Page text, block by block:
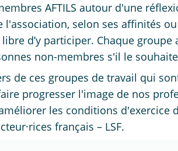
AFTILS autour d'une
l'association, selon ses affinités
d’y participer. Chaque groupe
non-membres s'il le
de ces groupes de travail qui
progresser l'image de nos
les conditions d'exercice
français – LSF.